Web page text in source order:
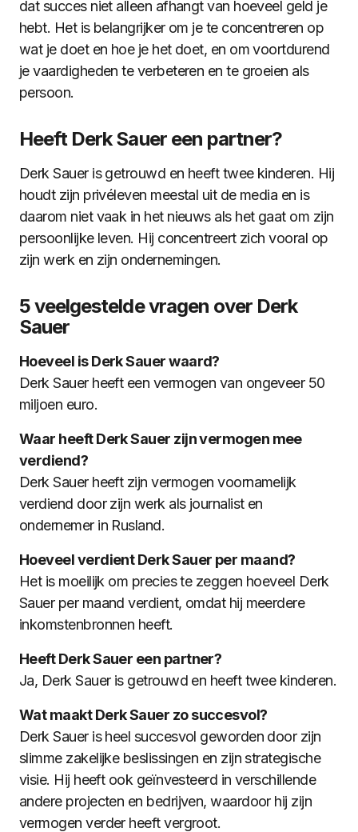
dat succes niet alleen afhangt van hoeveel geld je
hebt. Het is belangrijker om je te concentreren op
wat je doet en hoe je het doet, en om voortdurend
je vaardigheden te verbeteren en te groeien als
persoon.
Heeft Derk Sauer een partner?
Derk Sauer is getrouwd en heeft twee kinderen. Hij
houdt zijn privéleven meestal uit de media en is
daarom niet vaak in het nieuws als het gaat om zijn
persoonlijke leven. Hij concentreert zich vooral op
zijn werk en zijn ondernemingen.
5 veelgestelde vragen over Derk
Sauer
Hoeveel is Derk Sauer waard?
Derk Sauer heeft een vermogen van ongeveer 50
miljoen euro.
Waar heeft Derk Sauer zijn vermogen mee
verdiend?
Derk Sauer heeft zijn vermogen voornamelijk
verdiend door zijn werk als journalist en
ondernemer in Rusland.
Hoeveel verdient Derk Sauer per maand?
Het is moeilijk om precies te zeggen hoeveel Derk
Sauer per maand verdient, omdat hij meerdere
inkomstenbronnen heeft.
Heeft Derk Sauer een partner?
Ja, Derk Sauer is getrouwd en heeft twee kinderen.
Wat maakt Derk Sauer zo succesvol?
Derk Sauer is heel succesvol geworden door zijn
slimme zakelijke beslissingen en zijn strategische
visie. Hij heeft ook geïnvesteerd in verschillende
andere projecten en bedrijven, waardoor hij zijn
vermogen verder heeft vergroot.